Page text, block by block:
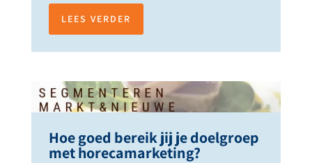
LEES VERDER
Hoe goed bereik jij je doelgroep
met horecamarketing?